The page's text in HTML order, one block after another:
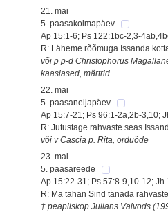
21. mai
5. paasakolmapäev
Ap 15:1-6; Ps 122:1bc-2,3-
R: Läheme rõõmuga Issanda
või p p-d Christophorus
kaaslased, märtrid
22. mai
5. paasaneljapäev
Ap 15:7-21; Ps 96:1-2a,2b-3,10;
R: Jutustage rahvaste seas
või v Cascia p. Rita, orduõde
23. mai
5. paasareede
Ap 15:22-31; Ps 57:8-9,10-12; Jh
R: Ma tahan Sind tänada
† peapiiskop Julians Vaivods